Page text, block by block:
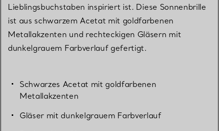
Lieblingsbuchstaben inspiriert ist. Diese Sonnenbrille
ist aus schwarzem Acetat mit goldfarbenen
Metallakzenten und rechteckigen Gläsern mit
dunkelgrauem Farbverlauf gefertigt.
Schwarzes Acetat mit goldfarbenen
Metallakzenten
Gläser mit dunkelgrauem Farbverlauf